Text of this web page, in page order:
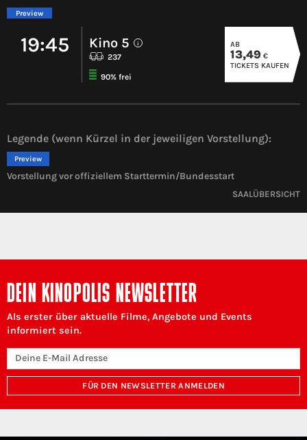
Preview
19:45 Kino 5 i
237
90% frei
AB
13,49 €
TICKETS KAUFEN
Legende (wenn Kürzel in der jeweiligen Vorstellung):
Preview
Vorstellung vor offiziellem Starttermin/Bundesstart
SAALÜBERSICHT
DEIN KINOPOLIS NEWSLETTER
Als erster über aktuelle Filme, Angebote und Events
informiert sein.
FÜR DEN NEWSLETTER ANMELDEN